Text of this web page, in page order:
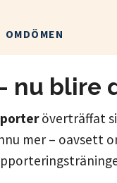
OMDÖMEN
nu blire
överträffat
mer – oavsett